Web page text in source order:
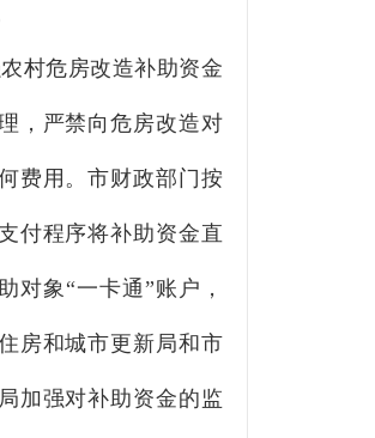
村危房改造补助资金
，严禁向危房改造对
费用。市财政部门按
付程序将补助资金直
对象“一卡通”账户，
房和城市更新局和市
局加强对补助资金的监